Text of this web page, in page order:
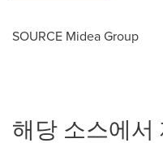
SOURCE Midea Group
해당 소스에서